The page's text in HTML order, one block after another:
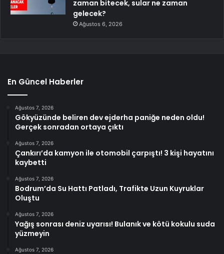
zaman bitecek, sular ne zaman
gelecek?
Ağustos 6, 2026
En Güncel Haberler
Ağustos 7, 2026
Gökyüzünde beliren dev ejderha paniğe neden oldu!
Gerçek sonradan ortaya çıktı
Ağustos 7, 2026
Çankırı’da kamyon ile otomobil çarpıştı! 3 kişi hayatını
kaybetti
Ağustos 7, 2026
Bodrum’da Su Hattı Patladı, Trafikte Uzun Kuyruklar
Oluştu
Ağustos 7, 2026
Yağış sonrası deniz uyarısı! Bulanık ve kötü kokulu suda
yüzmeyin
Ağustos 7, 2026